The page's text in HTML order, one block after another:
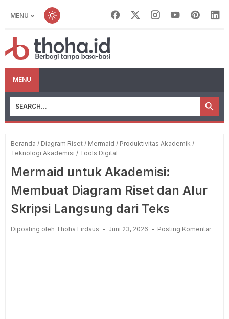
MENU
MENU
Beranda / Diagram Riset / Mermaid / Produktivitas Akademik /
Teknologi Akademisi / Tools Digital
Mermaid untuk Akademisi:
Membuat Diagram Riset dan Alur
Skripsi Langsung dari Teks
Diposting oleh Thoha Firdaus Juni 23, 2026 Posting Komentar